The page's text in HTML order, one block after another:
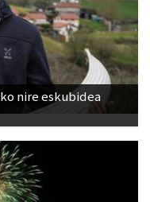
nire eskubidea